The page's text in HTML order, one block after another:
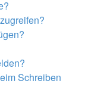
Schreiben